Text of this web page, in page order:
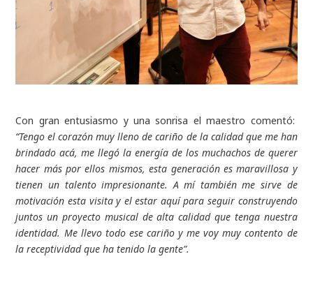
Con gran entusiasmo y una sonrisa el maestro comentó:
“Tengo el corazón muy lleno de cariño de la calidad que me han
brindado acá, me llegó la energía de los muchachos de querer
hacer más por ellos mismos, esta generación es maravillosa y
tienen un talento impresionante. A mí también me sirve de
motivación esta visita y el estar aquí para seguir construyendo
juntos un proyecto musical de alta calidad que tenga nuestra
identidad. Me llevo todo ese cariño y me voy muy contento de
la receptividad que ha tenido la gente”.